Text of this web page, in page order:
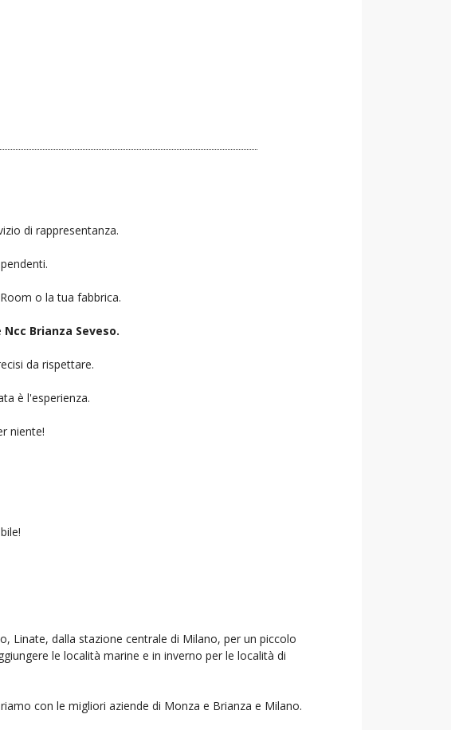
di rappresentanza.
o la tua fabbrica.
Ncc Brianza Seveso.
da rispettare.
è l'esperienza.
niente!
Linate, dalla stazione centrale di Milano, per un piccolo
le località marine e in inverno per le località di
con le migliori aziende di Monza e Brianza e Milano.